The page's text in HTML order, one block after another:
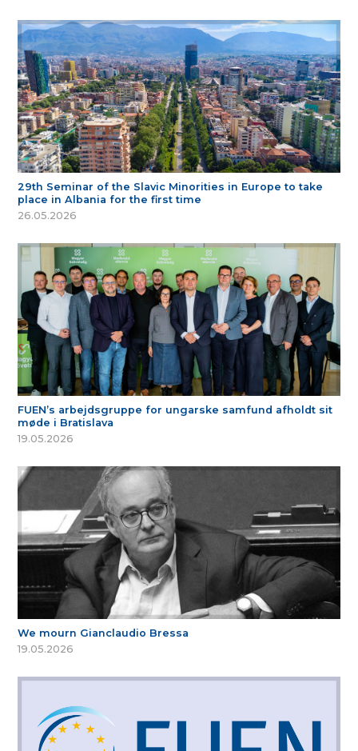
29th Seminar of the Slavic Minorities in Europe to take
place in Albania for the first time
26.05.2026
FUEN’s arbejdsgruppe for ungarske samfund afholdt sit
møde i Bratislava
19.05.2026
We mourn Gianclaudio Bressa
19.05.2026